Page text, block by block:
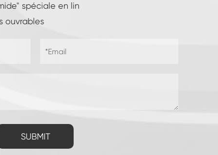
spéciale en lin
ouvrables
SUBMIT